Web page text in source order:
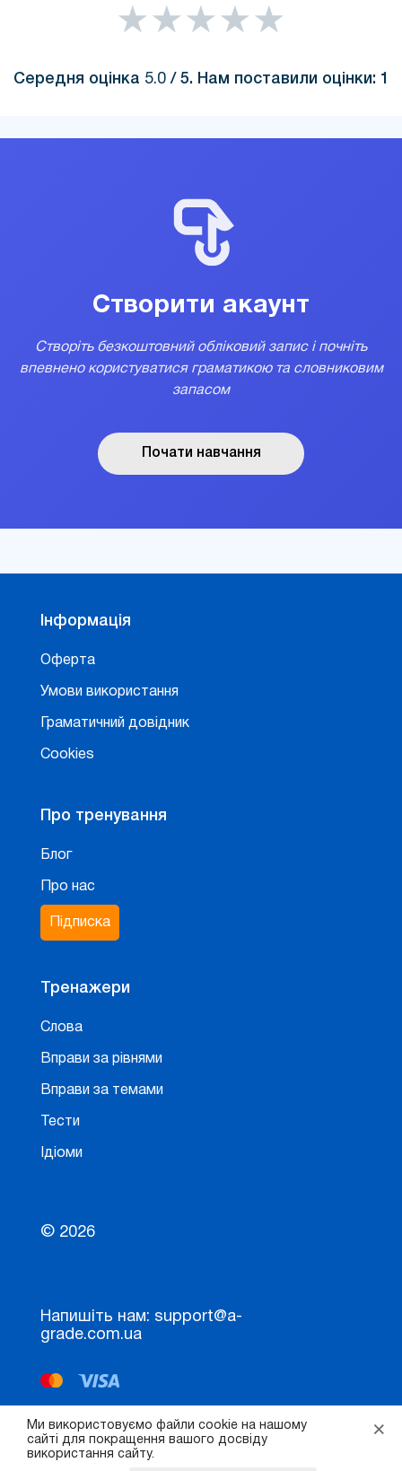
Ми використовуємо файли cookie на нашому
сайті для покращення вашого досвіду
використання сайту.
×
★★★★★
Середня оцінка 5.0/ 5. Нам поставили оцінки: 1
Створити акаунт
Створіть безкоштовний обліковий запис і почніть
впевнено користуватися граматикою та словниковим
запасом
Почати навчання
Інформація
Оферта
Умови використання
Граматичний довідник
Cookies
Про тренування
Блог
Про нас
Підписка
Тренажери
Слова
Вправи за рівнями
Вправи за темами
Тести
Ідіоми
© 2026
Напишіть нам: support@a-
grade.com.ua